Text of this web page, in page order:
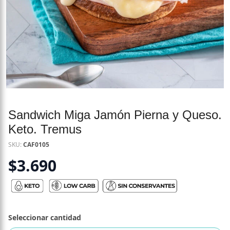
Sandwich Miga Jamón Pierna y Queso.
Keto. Tremus
SKU:CAF0105
$3.690
Seleccionar cantidad